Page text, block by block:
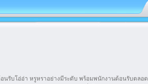
รับโอ่อ่า หรูหราอย่างมีระดับ พร้อมพนักงานต้อนรับตลอด